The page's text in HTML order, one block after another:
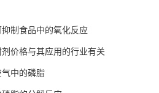
制食品中的氧化反应
价格与其应用的行业有关
中的磷脂